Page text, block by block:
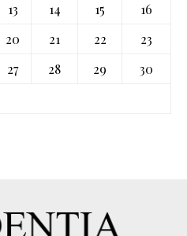
13 14 15
16
20 21 22
23
27 28 29
30